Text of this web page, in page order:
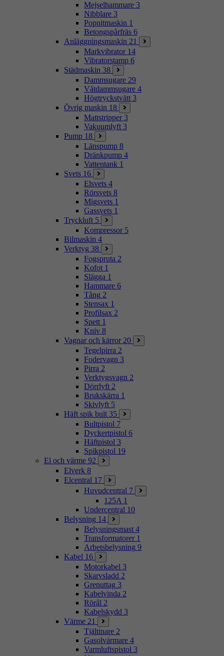
Mejselhammare 3
Nibblare 3
Popnitmaskin 1
Betongspårfräs 6
Anläggningsmaskin 21
Markvibrator 14
Vibratorstamp 6
Städmaskin 38
Dammsugare 29
Våtdammsugare 4
Högtryckstvätt 3
Övrig maskin 18
Mattstripper 3
Vakuumlyft 3
Pump 18
Länspump 8
Dränkpump 4
Vattentank 1
Svets 16
Elsvets 4
Rörsvets 8
Migsvets 1
Gassvets 1
Tryckluft 5
Kompressor 5
Bilmaskin 4
Verktyg 38
Fogspruta 2
Kofot 1
Slägga 1
Hammare 6
Tång 2
Stensax 1
Profilsax 2
Spett 1
Kniv 8
Vagnar och kärror 20
Tegelpirra 2
Fodervagn 3
Pirra 2
Verktygsvagn 2
Dörrlyft 2
Brukskärra 1
Skivlyft 5
Häft spik bult 35
Bultpistol 7
Dyckertpistol 6
Häftpistol 3
Spikpistol 19
El och värme 92
Elverk 8
Elcentral 17
Huvudcentral 7
125A 1
Undercentral 10
Belysning 14
Belysningsmast 4
Transformatorer 1
Arbetsbelysning 9
Kabel 16
Motorkabel 3
Skarvsladd 2
Grenuttag 3
Kabelvinda 2
Rörål 2
Kabelskydd 3
Värme 21
Tjältinare 2
Gasolvärmare 4
Varmluftspistol 3